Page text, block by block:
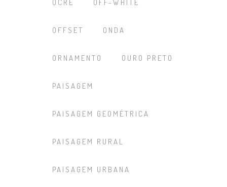
OCRE OFF-WHITE
OFFSET ONDA
ORNAMENTO OURO PRETO
PAISAGEM
PAISAGEM GEOMÉTRICA
PAISAGEM RURAL
PAISAGEM URBANA